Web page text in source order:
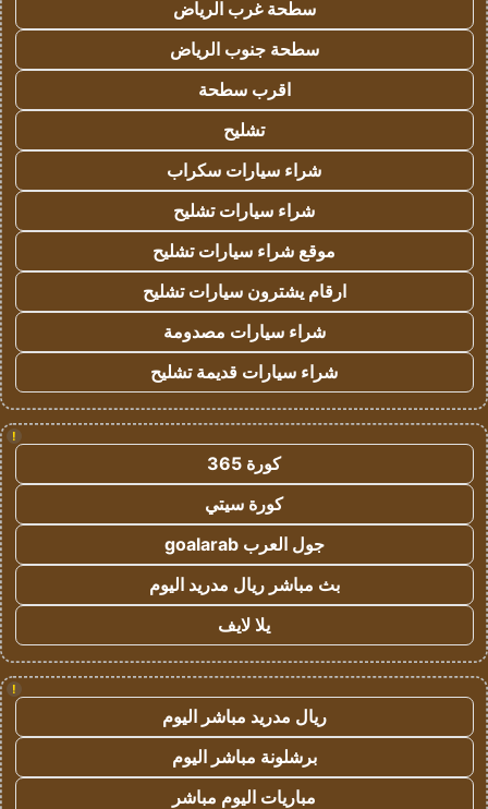
سطحة غرب الرياض
سطحة جنوب الرياض
اقرب سطحة
تشليح
شراء سيارات سكراب
شراء سيارات تشليح
موقع شراء سيارات تشليح
ارقام يشترون سيارات تشليح
شراء سيارات مصدومة
شراء سيارات قديمة تشليح
!
كورة 365
كورة سيتي
جول العرب goalarab
بث مباشر ريال مدريد اليوم
يلا لايف
!
ريال مدريد مباشر اليوم
برشلونة مباشر اليوم
مباريات اليوم مباشر